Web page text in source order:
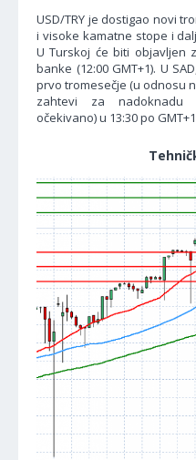
USD/TRY je dostigao novi
i visoke kamatne stope i
U Turskoj će biti objavljen
banke (12:00 GMT+1). U
prvo tromesečje (u odnosu
zahtevi za nadoknadu
očekivano) u 13:30 po